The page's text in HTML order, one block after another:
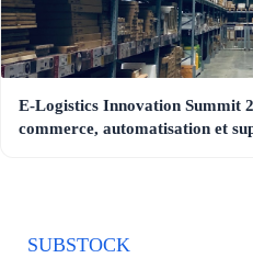
E-Logistics Innovation Summit
commerce, automatisation et
SUBSTOCK